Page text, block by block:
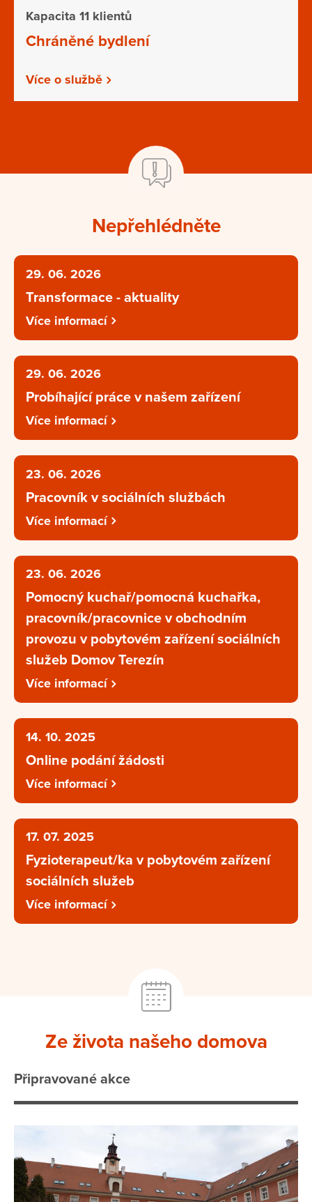
Kapacita 11 klientů
Chráněné bydlení
Více o službě
Nepřehlédněte
29. 06. 2026
Transformace - aktuality
Více informací
29. 06. 2026
Probíhající práce v našem zařízení
Více informací
23. 06. 2026
Pracovník v sociálních službách
Více informací
23. 06. 2026
Pomocný kuchař/pomocná kuchařka,
pracovník/pracovnice v obchodním
provozu v pobytovém zařízení sociálních
služeb Domov Terezín
Více informací
14. 10. 2025
Online podání žádosti
Více informací
17. 07. 2025
Fyzioterapeut/ka v pobytovém zařízení
sociálních služeb
Více informací
Ze života našeho domova
Připravované akce